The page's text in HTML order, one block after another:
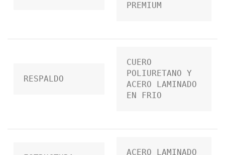
PREMIUM
RESPALDO
CUERO
POLIURETANO Y
ACERO LAMINADO
EN FRIO
ACERO LAMINADO